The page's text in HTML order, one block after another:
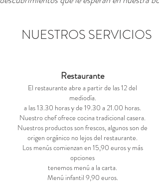
NUESTROS SERVICIOS
Restaurante
El restaurante abre a partir de las 12 del
mediodía.
a las 13.30 horas y de 19.30 a 21.00 horas.
Nuestro chef ofrece cocina tradicional casera.
Nuestros productos son frescos, algunos son de
origen orgánico no lejos del restaurante.
Los menús comienzan en 15,90 euros y más
opciones
tenemos menú a la carta.
Menú infantil 9,90 euros.